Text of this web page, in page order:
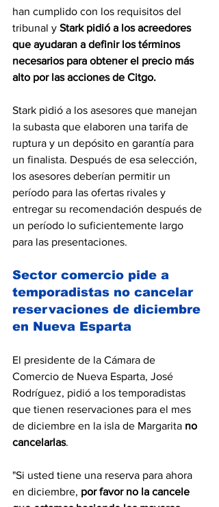
han cumplido con los requisitos del
tribunal y Stark pidió a los acreedores
que ayudaran a definir los términos
necesarios para obtener el precio más
alto por las acciones de Citgo.
Stark pidió a los asesores que manejan
la subasta que elaboren una tarifa de
ruptura y un depósito en garantía para
un finalista. Después de esa selección,
los asesores deberían permitir un
período para las ofertas rivales y
entregar su recomendación después de
un período lo suficientemente largo
para las presentaciones.
Sector comercio pide a
temporadistas no cancelar
reservaciones de diciembre
en Nueva Esparta
El presidente de la Cámara de
Comercio de Nueva Esparta, José
Rodríguez, pidió a los temporadistas
que tienen reservaciones para el mes
de diciembre en la isla de Margarita no
cancelarlas.
"Si usted tiene una reserva para ahora
en diciembre, por favor no la cancele